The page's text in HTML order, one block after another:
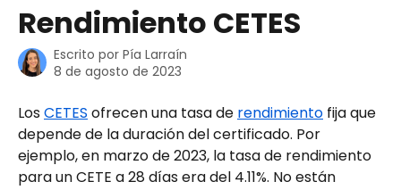
Rendimiento CETES
Escrito por Pía Larraín
8 de agosto de 2023
Los CETES ofrecen una tasa de rendimiento fija que
depende de la duración del certificado. Por
ejemplo, en marzo de 2023, la tasa de rendimiento
para un CETE a 28 días era del 4.11%. No están